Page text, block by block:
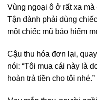
Vùng ngoại ô ở rất xa mà
Tận đành phải dùng
một chiếc mũ bảo hiểm
Cậu thu hóa đơn lại,
nói: “Tôi mua cái này là
hoàn trả tiền cho tôi nhé.”